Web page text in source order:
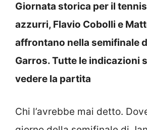
Giornata storica per il
azzurri, Flavio Cobolli e
affrontano nella semifinale
Garros. Tutte le indicazioni
vedere la partita
Chi l’avrebbe mai detto.